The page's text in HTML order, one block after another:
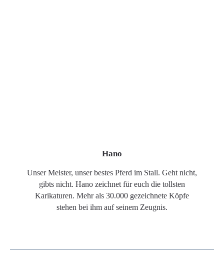
Hano
Unser Meister, unser bestes Pferd im Stall. Geht nicht,
gibts nicht. Hano zeichnet für euch die tollsten
Karikaturen. Mehr als 30.000 gezeichnete Köpfe
stehen bei ihm auf seinem Zeugnis.